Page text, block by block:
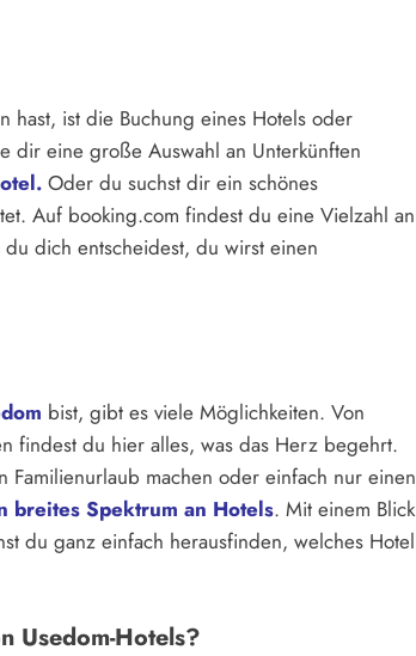
hast, ist die Buchung eines Hotels oder
dir eine große Auswahl an Unterkünften
Oder du suchst dir ein schönes
Auf booking.com findest du eine Vielzahl an
dich entscheidest, du wirst einen
bist, gibt es viele Möglichkeiten. Von
findest du hier alles, was das Herz begehrt.
machen oder einfach nur einen
breites Spektrum an Hotels. Mit einem Blick
du ganz einfach herausfinden, welches Hotel
Usedom-Hotels?